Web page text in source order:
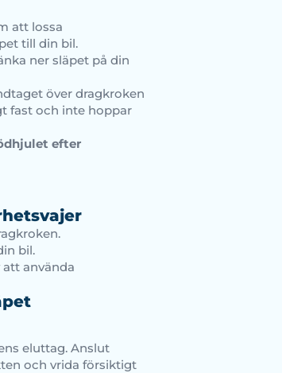
att lossa
till din bil.
ner släpet på din
över dragkroken
fast och inte hoppar
efter
bil.
använda
eluttag. Anslut
och vrida försiktigt